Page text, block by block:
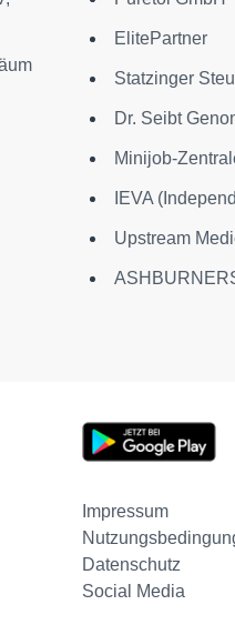
ElitePartner
Statzinger
Dr. Seibt
Minijob-
IEVA
Upstream
Impressum
Datenschutz
Social Media